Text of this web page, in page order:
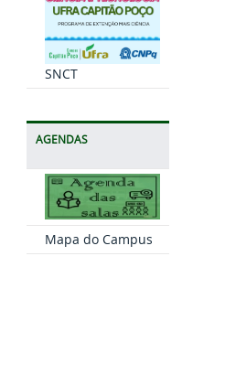
SNCT
AGENDAS
Mapa do Campus